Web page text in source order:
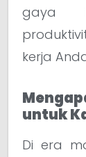
gaya
kerja
untuk
Di era